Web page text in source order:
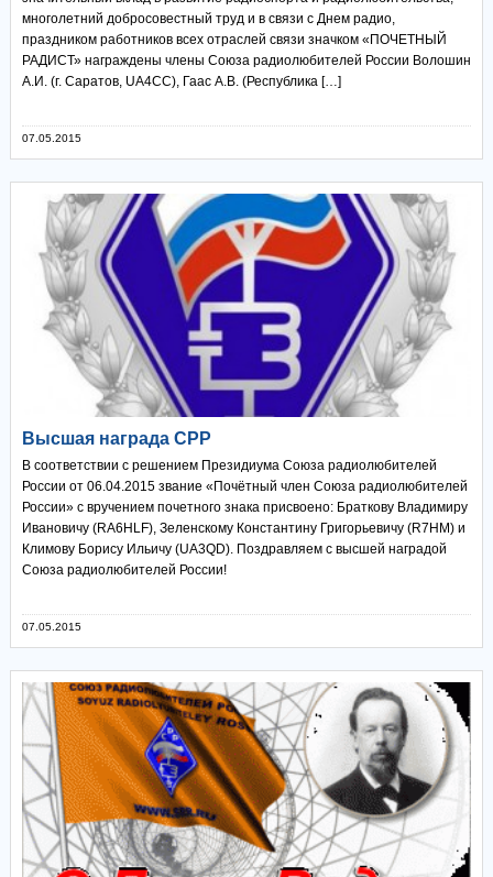
многолетний добросовестный труд и в связи с Днем радио,
праздником работников всех отраслей связи значком «ПОЧЕТНЫЙ
РАДИСТ» награждены члены Союза радиолюбителей России Волошин
А.И. (г. Саратов, UA4CC), Гаас А.В. (Республика […]
07.05.2015
Высшая награда СРР
В соответствии с решением Президиума Союза радиолюбителей
России от 06.04.2015 звание «Почётный член Союза радиолюбителей
России» с вручением почетного знака присвоено: Браткову Владимиру
Ивановичу (RA6HLF), Зеленскому Константину Григорьевичу (R7HM) и
Климову Борису Ильичу (UA3QD). Поздравляем с высшей наградой
Союза радиолюбителей России!
07.05.2015